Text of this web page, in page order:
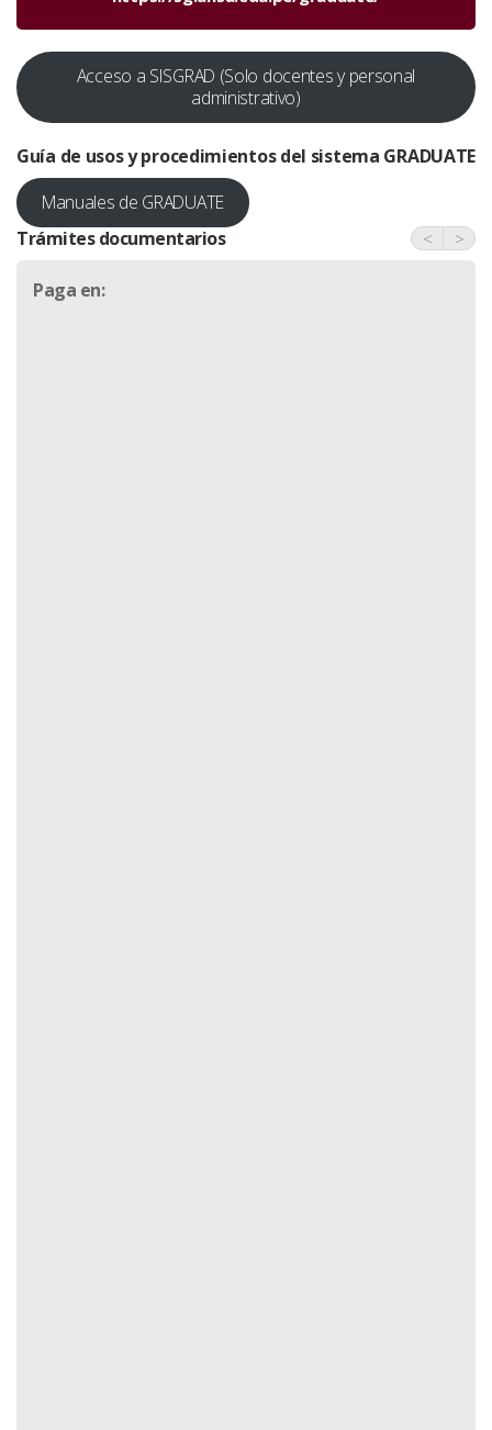
Acceso a SISGRAD (Solo docentes y personal
administrativo)
Guía de usos y procedimientos del sistema GRADUATE
Manuales de GRADUATE
Trámites documentarios
< >
Paga en: